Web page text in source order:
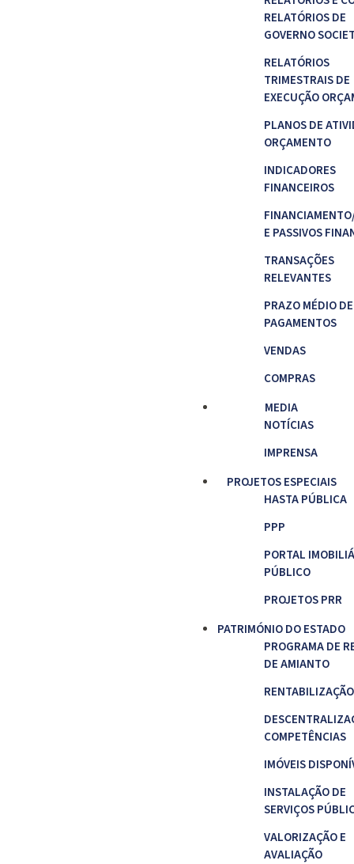
RELATÓRIOS DE
GOVERNO
RELATÓRIOS
TRIMESTRAIS DE
EXECUÇÃO
PLANOS DE
ORÇAMENTO
INDICADORES
FINANCEIROS
E PASSIVOS
TRANSAÇÕES
RELEVANTES
PRAZO MÉDIO DE
PAGAMENTOS
VENDAS
COMPRAS
MEDIA
NOTÍCIAS
IMPRENSA
PROJETOS ESPECIAIS
HASTA PÚBLICA
PPP
PORTAL
PÚBLICO
PROJETOS PRR
PATRIMÓNIO DO ESTADO
PROGRAMA DE
DE AMIANTO
RENTABILIZAÇÃO
COMPETÊNCIAS
IMÓVEIS
INSTALAÇÃO DE
SERVIÇOS
VALORIZAÇÃO E
AVALIAÇÃO